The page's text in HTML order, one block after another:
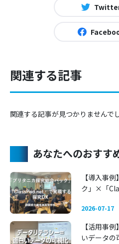
関連する記事
関連する記事が見つかりませんでし
あなたへのおすす
【導入事
ク」×「
2026-07-17
【活用事
いデータの